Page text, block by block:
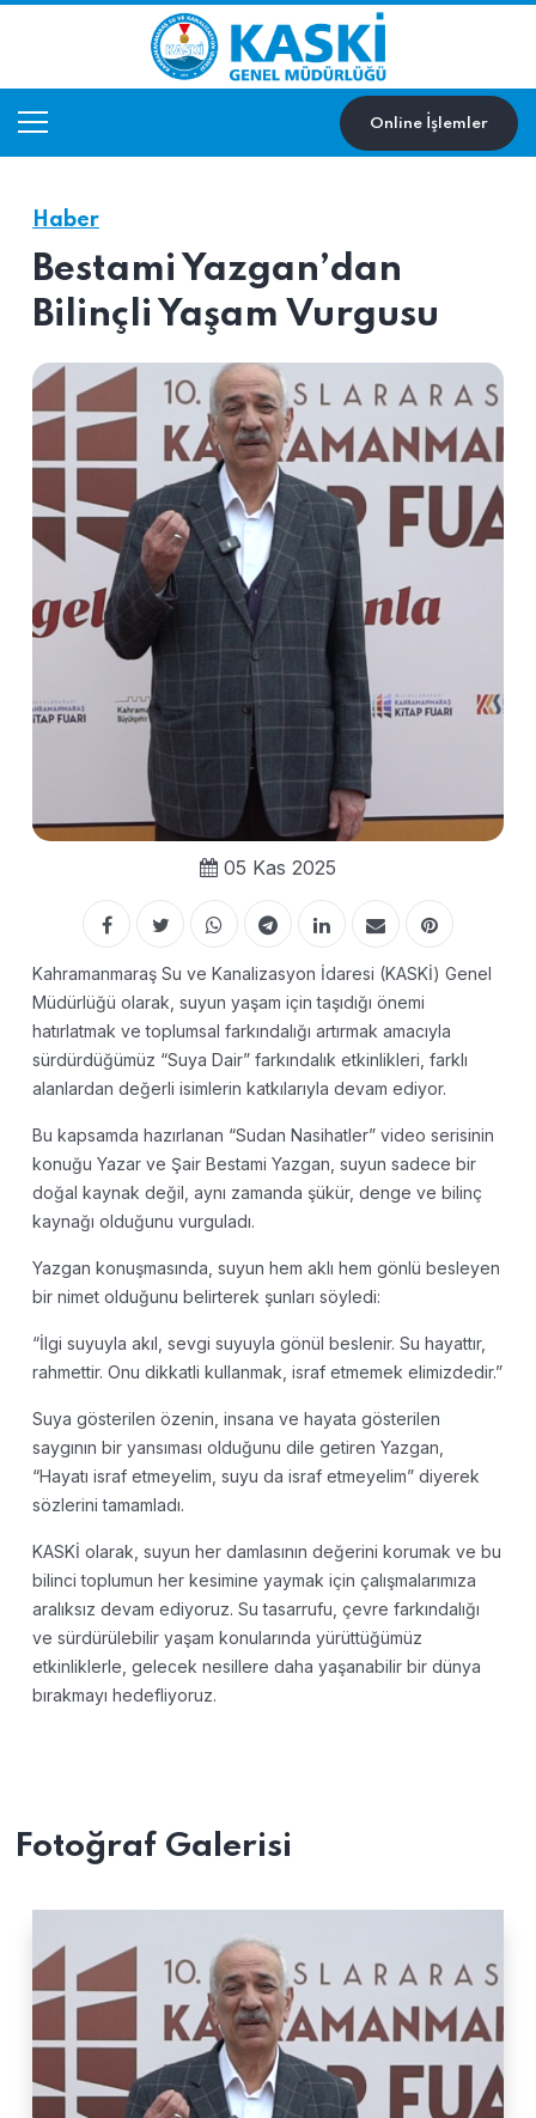
Online İşlemler
Haber
Bestami Yazgan’dan
Bilinçli Yaşam Vurgusu
05 Kas 2025
Kahramanmaraş Su ve Kanalizasyon İdaresi (KASKİ) Genel
Müdürlüğü olarak, suyun yaşam için taşıdığı önemi
hatırlatmak ve toplumsal farkındalığı artırmak amacıyla
sürdürdüğümüz “Suya Dair” farkındalık etkinlikleri, farklı
alanlardan değerli isimlerin katkılarıyla devam ediyor.
Bu kapsamda hazırlanan “Sudan Nasihatler” video serisinin
konuğu Yazar ve Şair Bestami Yazgan, suyun sadece bir
doğal kaynak değil, aynı zamanda şükür, denge ve bilinç
kaynağı olduğunu vurguladı.
Yazgan konuşmasında, suyun hem aklı hem gönlü besleyen
bir nimet olduğunu belirterek şunları söyledi:
“İlgi suyuyla akıl, sevgi suyuyla gönül beslenir. Su hayattır,
rahmettir. Onu dikkatli kullanmak, israf etmemek elimizdedir.”
Suya gösterilen özenin, insana ve hayata gösterilen
saygının bir yansıması olduğunu dile getiren Yazgan,
“Hayatı israf etmeyelim, suyu da israf etmeyelim” diyerek
sözlerini tamamladı.
KASKİ olarak, suyun her damlasının değerini korumak ve bu
bilinci toplumun her kesimine yaymak için çalışmalarımıza
aralıksız devam ediyoruz. Su tasarrufu, çevre farkındalığı
ve sürdürülebilir yaşam konularında yürüttüğümüz
etkinliklerle, gelecek nesillere daha yaşanabilir bir dünya
bırakmayı hedefliyoruz.
Fotoğraf Galerisi